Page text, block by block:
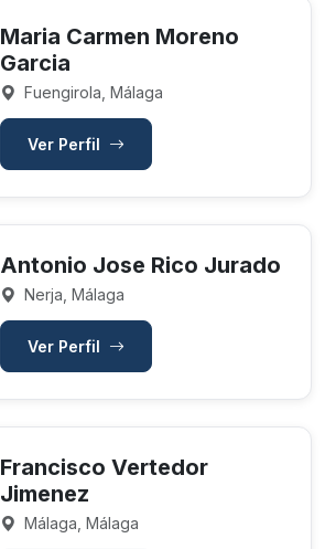
Maria Carmen Moreno
Garcia
Fuengirola, Málaga
Ver Perfil
Antonio Jose Rico Jurado
Nerja, Málaga
Ver Perfil
Francisco Vertedor
Jimenez
Málaga, Málaga